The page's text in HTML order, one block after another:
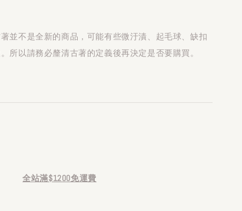
並不是全新的商品，可能有些微汙漬、起毛球、缺扣
所以請務必釐清古著的定義後再決定是否要購買。
全站滿$1200免運費